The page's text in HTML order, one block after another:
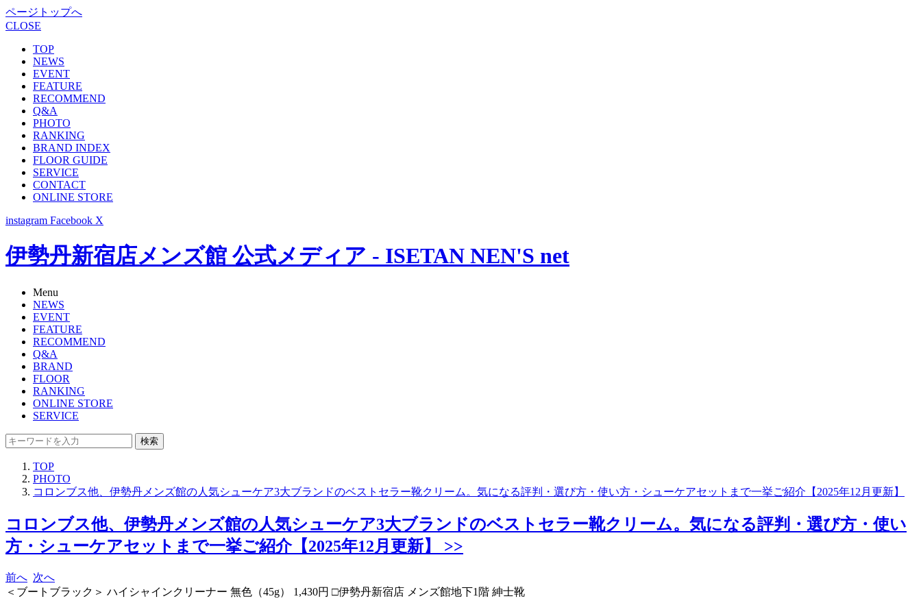
ページトップへ
CLOSE
TOP
NEWS
EVENT
FEATURE
RECOMMEND
Q&A
PHOTO
RANKING
BRAND INDEX
FLOOR GUIDE
SERVICE
CONTACT
ONLINE STORE
instagram Facebook X
伊勢丹新宿店メンズ館 公式メディア - ISETAN NEN'S net
Menu
NEWS
EVENT
FEATURE
RECOMMEND
Q&A
BRAND
FLOOR
RANKING
ONLINE STORE
SERVICE
検索
TOP
PHOTO
コロンブス他、伊勢丹メンズ館の人気シューケア3大ブランドのベストセラー靴クリーム。気になる評判・選び方・使い方・シューケアセットまで一挙ご紹介【2025年12月更新】
コロンブス他、伊勢丹メンズ館の人気シューケア3大ブランドのベストセラー靴クリーム。気になる評判・選び方・使い
方・シューケアセットまで一挙ご紹介【2025年12月更新】 >>
前へ 次へ
＜ブートブラック＞ ハイシャインクリーナー 無色（45g） 1,430円 □伊勢丹新宿店 メンズ館地下1階 紳士靴